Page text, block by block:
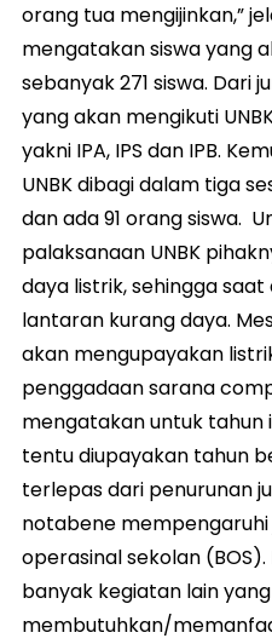
orang tua mengijinkan,”
mengatakan siswa yang
sebanyak 271 siswa. Dari
yang akan mengikuti
yakni IPA, IPS dan IPB.
UNBK dibagi dalam tiga
dan ada 91 orang siswa.
palaksanaan UNBK
daya listrik, sehingga
lantaran kurang daya.
akan mengupayakan
penggadaan sarana
mengatakan untuk tahun
tentu diupayakan tahun
terlepas dari penurunan
notabene
operasinal sekolan
banyak kegiatan lain yang
membutuhkan/